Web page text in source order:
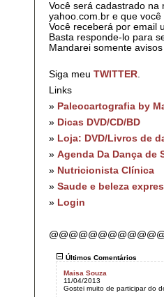
Você será cadastrado na
yahoo.com.br e que
Você receberá por email
Basta responde-lo para
Mandarei somente
Siga meu TWITTER.
Links
» Paleocartografia by
» Dicas DVD/CD/BD
» Loja: DVD/Livros de
» Agenda Da Dança de
» Nutricionista Clínica
» Saude e beleza
» Login
Últimos Comentários
Maisa Souza
11/04/2013
Gostei muito de participar do